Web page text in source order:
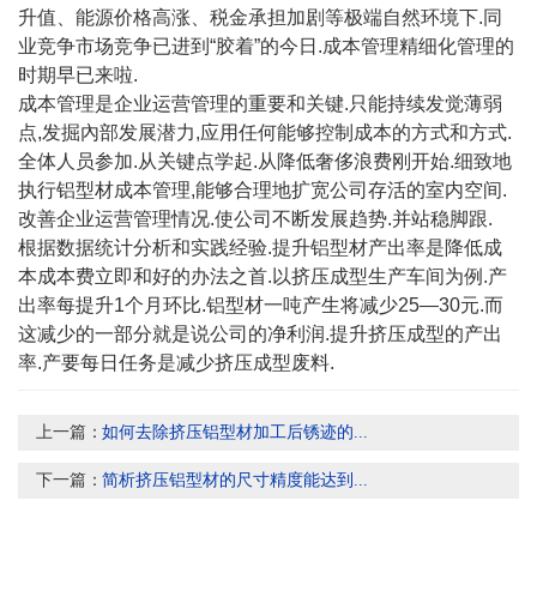
升值、能源价格高涨、税金承担加剧等极端自然环境下.同
业竞争市场竞争已进到“胶着”的今日.成本管理精细化管理的
时期早已来啦.
成本管理是企业运营管理的重要和关键.只能持续发觉薄弱
点,发掘內部发展潜力,应用任何能够控制成本的方式和方式.
全体人员参加.从关键点学起.从降低奢侈浪费刚开始.细致地
执行铝型材成本管理,能够合理地扩宽公司存活的室内空间.
改善企业运营管理情况.使公司不断发展趋势.并站稳脚跟.
根据数据统计分析和实践经验.提升铝型材产出率是降低成
本成本费立即和好的办法之首.以挤压成型生产车间为例.产
出率每提升1个月环比.铝型材一吨产生将减少25—30元.而
这减少的一部分就是说公司的净利润.提升挤压成型的产出
率.产要每日任务是减少挤压成型废料.
上一篇：如何去除挤压铝型材加工后锈迹的...
下一篇：简析挤压铝型材的尺寸精度能达到...